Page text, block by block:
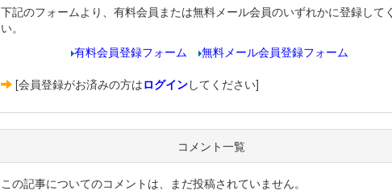
下記のフォームより、有料会員または無料メール会員のいずれかに登録して
い。
有料会員登録フォーム
無料メール会員登録フォーム
[会員登録がお済みの方はログインしてください]
コメント一覧
この記事についてのコメントは、まだ投稿されていません。